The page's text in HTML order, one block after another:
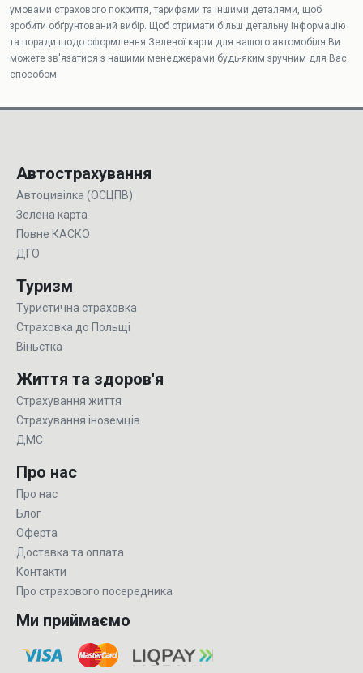
умовами страхового покриття, тарифами та іншими деталями, щоб
зробити обґрунтований вибір. Щоб отримати більш детальну інформацію
та поради щодо оформлення Зеленої карти для вашого автомобіля Ви
можете зв'язатися з нашими менеджерами будь-яким зручним для Вас
способом.
Автострахування
Автоцивілка (ОСЦПВ)
Зелена карта
Повне КАСКО
ДГО
Туризм
Туристична страховка
Страховка до Польщі
Віньєтка
Життя та здоров'я
Страхування життя
Страхування іноземців
ДМС
Про нас
Про нас
Блог
Оферта
Доставка та оплата
Контакти
Про страхового посередника
Ми приймаємо